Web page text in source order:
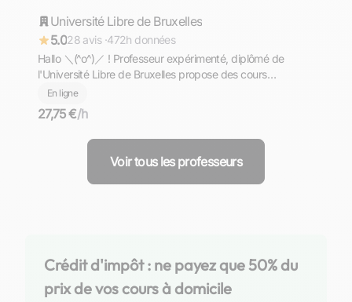
Répond rapidement
Université Libre de Bruxelles
5.028 avis ·472h données
Hallo ＼⁠(⁠^⁠o⁠^⁠)⁠／ ! Professeur expérimenté, diplômé de
l'Université Libre de Bruxelles propose des cours
d'allemand de niveaux PRIMAIRE - COLLEGE - LYCEE -
PREPA - SUPERIEUR. Komm und lerne mit mir Deutsch
╮⁠(⁠＾⁠▽⁠＾⁠)⁠╭
En ligne
27,75 €/h
Voir tous les professeurs
Crédit d'impôt : ne payez que 50% du
prix de vos cours à domicile